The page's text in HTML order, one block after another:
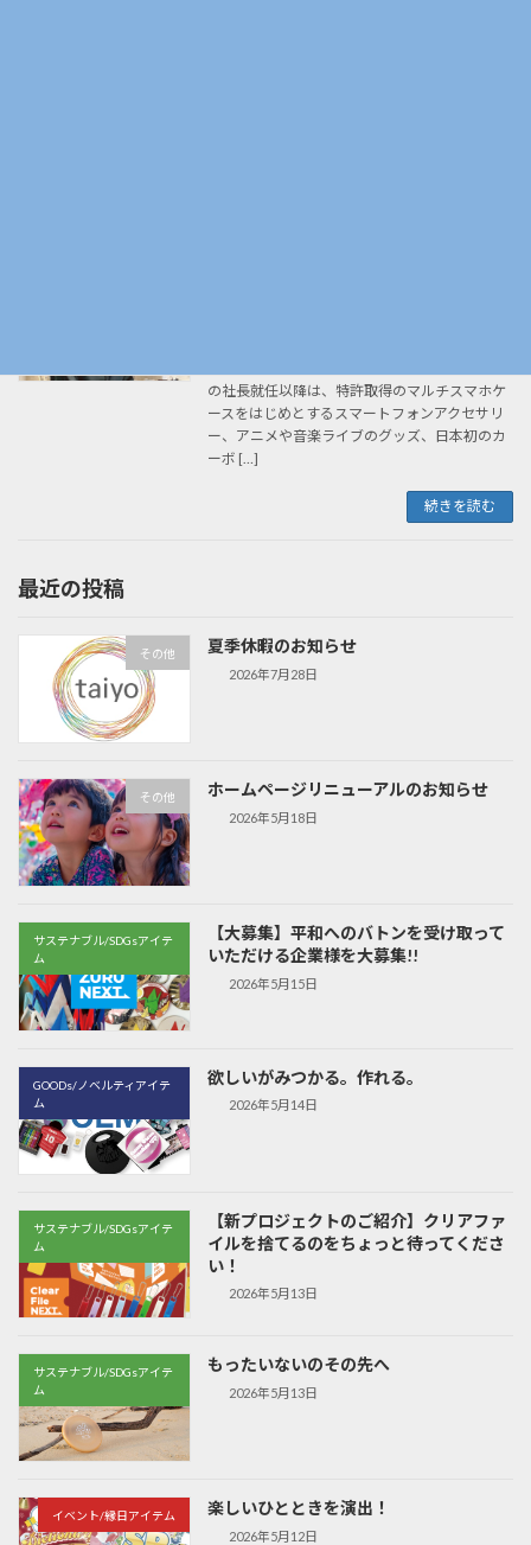
の社長就任以降は、特許取得のマルチスマホケ
ースをはじめとするスマートフォンアクセサリ
ー、アニメや音楽ライブのグッズ、日本初のカ
ーボ […]
続きを読む
最近の投稿
その他 夏季休暇のお知らせ
2026年7月28日
その他 ホームページリニューアルのお知らせ
2026年5月18日
サステナブル/SDGsアイテ
ム
【大募集】平和へのバトンを受け取って
いただける企業様を大募集!!
2026年5月15日
GOODs/ノベルティアイテ
ム
欲しいがみつかる。作れる。
2026年5月14日
サステナブル/SDGsアイテ
ム
【新プロジェクトのご紹介】クリアファ
イルを捨てるのをちょっと待ってくださ
い！
2026年5月13日
サステナブル/SDGsアイテ
ム
もったいないのその先へ
2026年5月13日
イベント/縁日アイテム 楽しいひとときを演出！
2026年5月12日